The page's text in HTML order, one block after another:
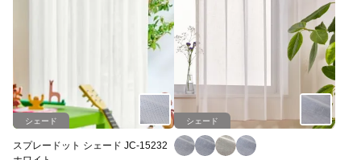
シェード
スプレードット シェード JC-15232
シェード